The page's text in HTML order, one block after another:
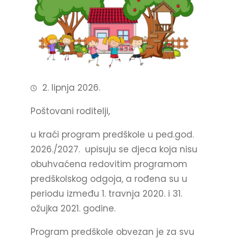
2. lipnja 2026.
Poštovani roditelji,
u kraći program predškole u ped.god.
2026./2027. upisuju se djeca koja nisu
obuhvaćena redovitim programom
predškolskog odgoja, a rođena su u
periodu između 1. travnja 2020. i 31.
ožujka 2021. godine.
Program predškole obvezan je za svu